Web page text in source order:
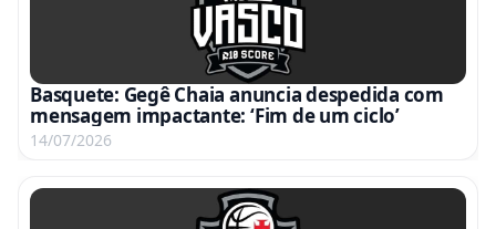
Basquete: Gegê Chaia anuncia despedida com
mensagem impactante: ‘Fim de um ciclo’
14/07/2026